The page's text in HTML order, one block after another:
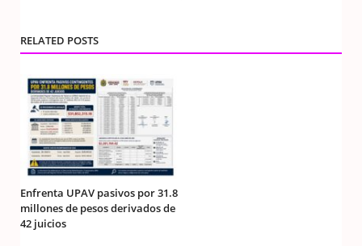
RELATED POSTS
Enfrenta UPAV pasivos por 31.8
millones de pesos derivados de
42 juicios